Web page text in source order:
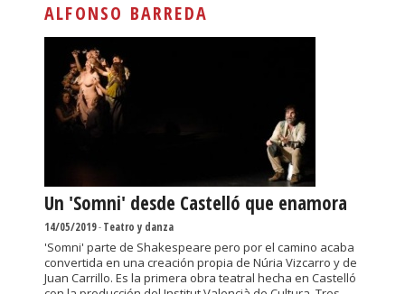
ALFONSO BARREDA
Un 'Somni' desde Castelló que enamora
14/05/2019-Teatro y danza
'Somni' parte de Shakespeare pero por el camino acaba
convertida en una creación propia de Núria Vizcarro y de
Juan Carrillo. Es la primera obra teatral hecha en Castelló